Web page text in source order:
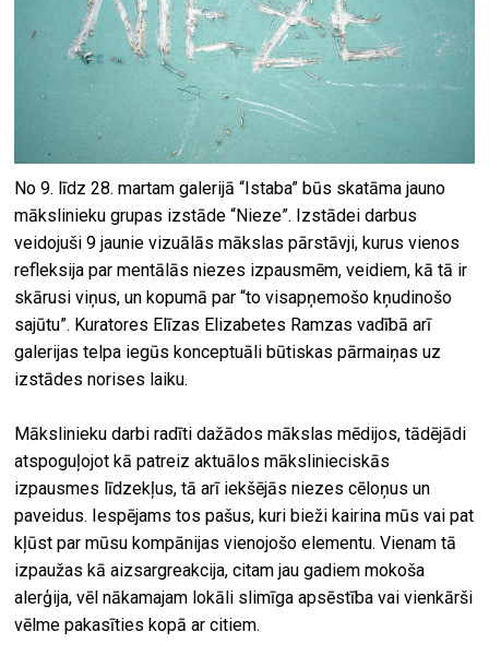
No 9. līdz 28. martam galerijā “Istaba” būs skatāma jauno
mākslinieku grupas izstāde “Nieze”. Izstādei darbus
veidojuši 9 jaunie vizuālās mākslas pārstāvji, kurus vienos
refleksija par mentālās niezes izpausmēm, veidiem, kā tā ir
skārusi viņus, un kopumā par “to visapņemošo kņudinošo
sajūtu”. Kuratores Elīzas Elizabetes Ramzas vadībā arī
galerijas telpa iegūs konceptuāli būtiskas pārmaiņas uz
izstādes norises laiku.
Mākslinieku darbi radīti dažādos mākslas mēdijos, tādējādi
atspoguļojot kā patreiz aktuālos mākslinieciskās
izpausmes līdzekļus, tā arī iekšējās niezes cēloņus un
paveidus. Iespējams tos pašus, kuri bieži kairina mūs vai pat
kļūst par mūsu kompānijas vienojošo elementu. Vienam tā
izpaužas kā aizsargreakcija, citam jau gadiem mokoša
alerģija, vēl nākamajam lokāli slimīga apsēstība vai vienkārši
vēlme pakasīties kopā ar citiem.